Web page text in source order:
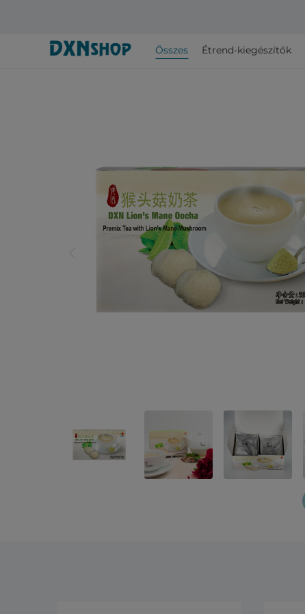
Összes Étrend-kiegészítők